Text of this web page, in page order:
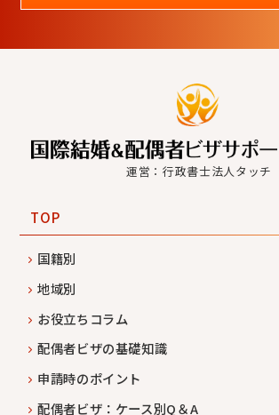
運営：行政書士法人タッチ
TOP
国籍別
地域別
お役立ちコラム
配偶者ビザの基礎知識
申請時のポイント
配偶者ビザ：ケース別Q＆A